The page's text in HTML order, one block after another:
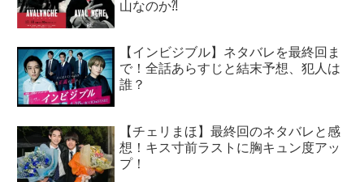
山なのか⁈
【インビジブル】ネタバレを最終回ま
で！全話あらすじと結末予想、犯人は
誰？
【チェリまほ】最終回のネタバレと感
想！キス寸前ラストに胸キュン度アッ
プ！